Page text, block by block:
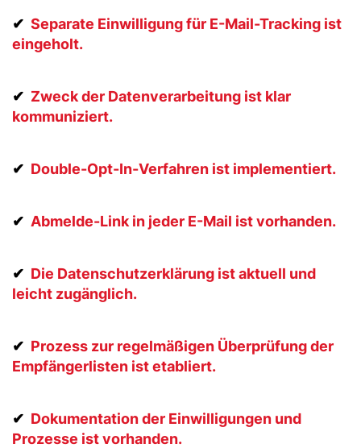
✔ Separate Einwilligung für E-Mail-Tracking ist
eingeholt.
✔ Zweck der Datenverarbeitung ist klar
kommuniziert.
✔ Double-Opt-In-Verfahren ist implementiert.
✔ Abmelde-Link in jeder E-Mail ist vorhanden.
✔ Die Datenschutzerklärung ist aktuell und
leicht zugänglich.
✔ Prozess zur regelmäßigen Überprüfung der
Empfängerlisten ist etabliert.
✔ Dokumentation der Einwilligungen und
Prozesse ist vorhanden.